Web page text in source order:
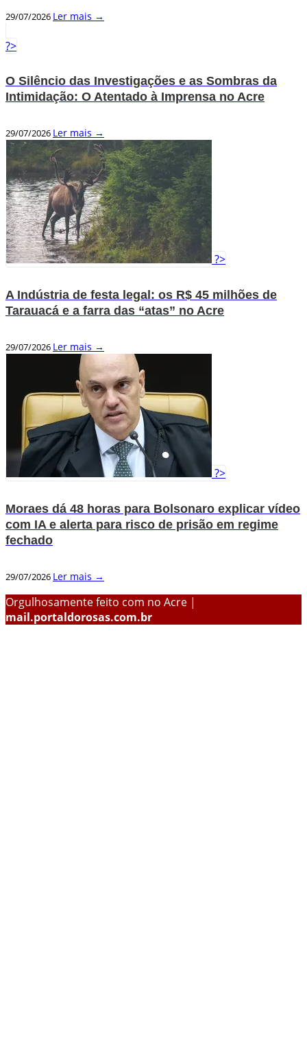
29/07/2026 Ler mais →
?>
O Silêncio das Investigações e as Sombras da
Intimidação: O Atentado à Imprensa no Acre
29/07/2026 Ler mais →
?>
A Indústria de festa legal: os R$ 45 milhões de
Tarauacá e a farra das “atas” no Acre
29/07/2026 Ler mais →
?>
Moraes dá 48 horas para Bolsonaro explicar vídeo
com IA e alerta para risco de prisão em regime
fechado
29/07/2026 Ler mais →
Orgulhosamente feito com no Acre |
mail.portaldorosas.com.br